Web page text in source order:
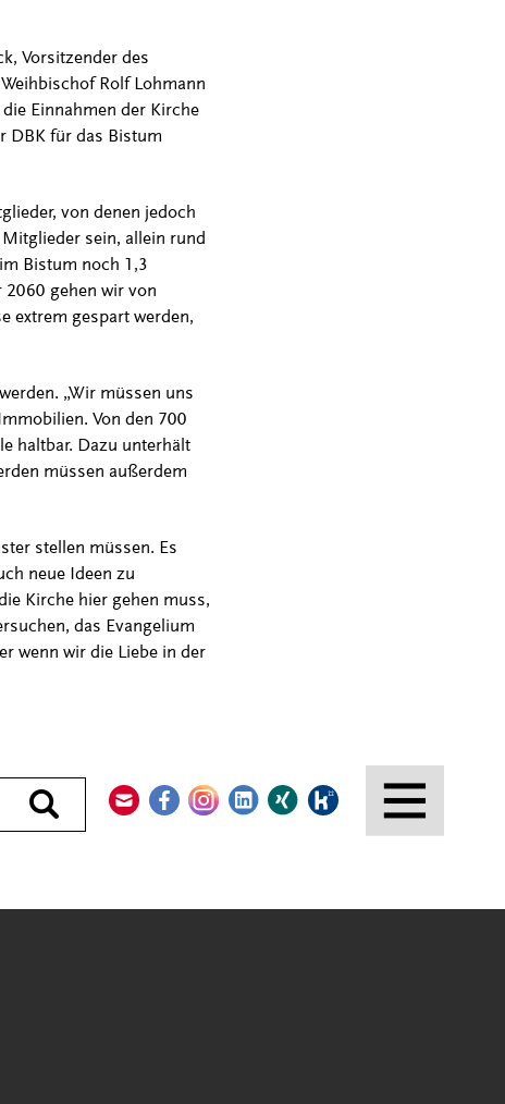
Durchsuchen
Vorsitzender des
Rolf Lohmann
Einnahmen der Kirche
DBK für das Bistum
von denen jedoch
sein, allein rund
Bistum noch 1,3
gehen wir von
extrem gespart werden,
„Wir müssen uns
Von den 700
haltbar. Dazu unterhält
müssen außerdem
stellen müssen. Es
neue Ideen zu
Kirche hier gehen muss,
das Evangelium
wenn wir die Liebe in der